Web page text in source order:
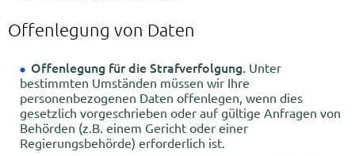
Offenlegung von Daten
Offenlegung für die Strafverfolgung. Unter
bestimmten Umständen müssen wir Ihre
personenbezogenen Daten offenlegen, wenn dies
gesetzlich vorgeschrieben oder auf gültige Anfragen von
Behörden (z.B. einem Gericht oder einer
Regierungsbehörde) erforderlich ist.